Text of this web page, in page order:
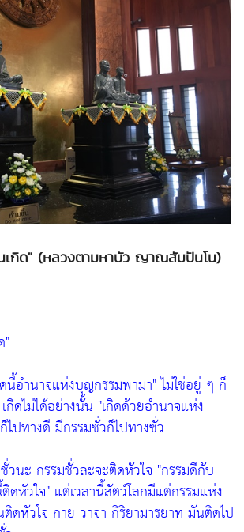
เกิด" (หลวงตามหาบัว ญาณสัมปันโน)
"
ดนี้อำนาจแห่งบุญกรรมพามา"ไม่ใช่อยู่ ๆ ก็
กิดไม่ได้อย่างนั้น "เกิดด้วยอำนาจแห่ง
ไปทางดี มีกรรมชั่วก็ไปทางชั่ว
วนะ กรรมชั่วละจะติดหัวใจ "กรรมดีกับ
ดหัวใจ" แต่เวลานี้สัตว์โลกมีแต่กรรมแห่ง
ดหัวใจ กาย วาจา กิริยามารยาท มันติดไป